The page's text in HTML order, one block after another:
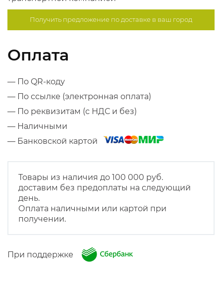
Получить предложение подоставке в ваш город
Оплата
— По QR-коду
— По ссылке (электронная оплата)
— По реквизитам (с НДС и без)
— Наличными
— Банковской картой
Товары из наличия до 100 000 руб.
доставим без предоплаты на следующий
день.
Оплата наличными или картой при
получении.
При поддержке